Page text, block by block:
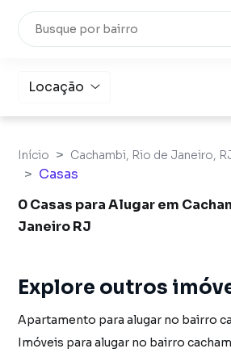
Locação
Início Cachambi, Rio de Janeiro,
Casas
0 Casas para Alugar em
Janeiro RJ
Explore outros